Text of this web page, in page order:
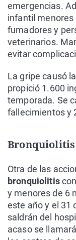
emergencias.
infantil menores
fumadores y
veterinarios.
evitar
La gripe causó
propició 1.600
temporada. Se
fallecimientos y
Bronquiolitis
Otra de las
bronquiolitis
y menores de 6
este año y el 31
saldrán del
acaso se